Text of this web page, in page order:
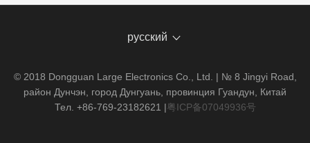
русский
© 2018 Dongguan Large Electronics Co., Ltd. | № 8 Jingyi Road,
район Дунчэн, город Дунгуань, провинция Гуандун, Китай
Тел. +86-769-23182621 |粤ICP备07049936号